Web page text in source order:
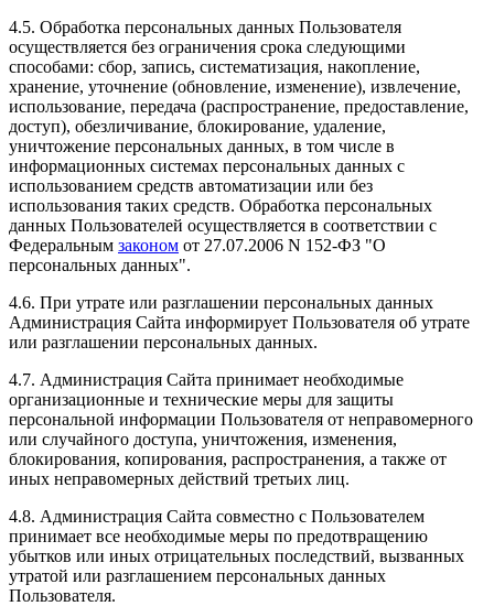
4.5. Обработка персональных данных Пользователя
осуществляется без ограничения срока следующими
способами: сбор, запись, систематизация, накопление,
хранение, уточнение (обновление, изменение), извлечение,
использование, передача (распространение, предоставление,
доступ), обезличивание, блокирование, удаление,
уничтожение персональных данных, в том числе в
информационных системах персональных данных с
использованием средств автоматизации или без
использования таких средств. Обработка персональных
данных Пользователей осуществляется в соответствии с
Федеральным законом от 27.07.2006 N 152-ФЗ "О
персональных данных".
4.6. При утрате или разглашении персональных данных
Администрация Сайта информирует Пользователя об утрате
или разглашении персональных данных.
4.7. Администрация Сайта принимает необходимые
организационные и технические меры для защиты
персональной информации Пользователя от неправомерного
или случайного доступа, уничтожения, изменения,
блокирования, копирования, распространения, а также от
иных неправомерных действий третьих лиц.
4.8. Администрация Сайта совместно с Пользователем
принимает все необходимые меры по предотвращению
убытков или иных отрицательных последствий, вызванных
утратой или разглашением персональных данных
Пользователя.